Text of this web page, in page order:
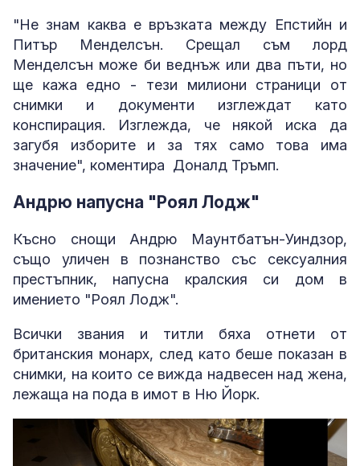
"Не знам каква е връзката между Епстийн и
Питър Менделсън. Срещал съм лорд
Менделсън може би веднъж или два пъти, но
ще кажа едно - тези милиони страници от
снимки и документи изглеждат като
конспирация. Изглежда, че някой иска да
загубя изборите и за тях само това има
значение", коментира Доналд Тръмп.
Андрю напусна "Роял Лодж"
Късно снощи Андрю Маунтбатън-Уиндзор,
също уличен в познанство със сексуалния
престъпник, напусна кралския си дом в
имението "Роял Лодж".
Всички звания и титли бяха отнети от
британския монарх, след като беше показан в
снимки, на които се вижда надвесен над жена,
лежаща на пода в имот в Ню Йорк.